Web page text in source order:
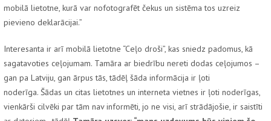
mobilā lietotne, kurā var nofotografēt čekus un sistēma tos uzreiz
pievieno deklarācijai.”
Interesanta ir arī mobilā lietotne “Ceļo droši”, kas sniedz padomus, kā
sagatavoties ceļojumam. Tamāra ar biedrību nereti dodas ceļojumos –
gan pa Latviju, gan ārpus tās, tādēļ šāda informācija ir ļoti
noderīga. Šādas un citas lietotnes un interneta vietnes ir ļoti noderīgas,
vienkārši cilvēki par tām nav informēti, jo ne visi, arī strādājošie, ir saistīti